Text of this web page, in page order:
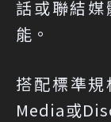
話或聯結
能。
搭配標準
Media或